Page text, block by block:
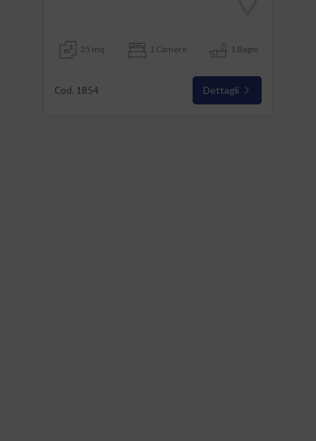
35 mq 1 Camere 1 Bagni
Cod. 1854 Dettagli